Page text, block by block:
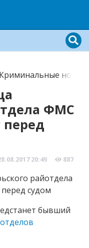
Криминальные
ФМС
перед
20:49 887
бывший